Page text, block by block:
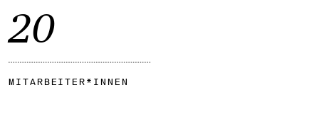
23
MITARBEITER* INNEN